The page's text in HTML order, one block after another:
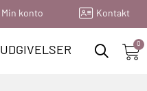
Min konto Kontakt
UDGIVELSER
0